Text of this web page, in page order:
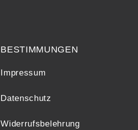
BESTIMMUNGEN
Impressum
Datenschutz
Widerrufsbelehrung